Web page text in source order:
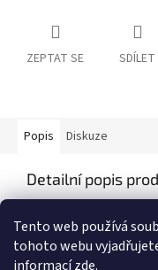
Tento web používá
tohoto webu
informacízde.
ZEPTAT SE SDÍLET
Popis Diskuze
Detailní popis